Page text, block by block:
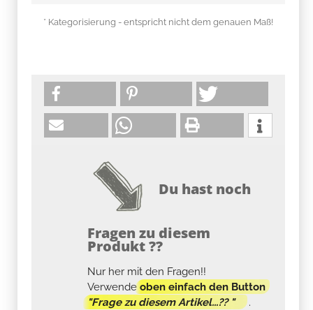
* Kategorisierung - entspricht nicht dem genauen Maß!
Du hast noch
Fragen zu diesem
Produkt ??
Nur her mit den Fragen!!
Verwendeoben einfach den Button
"Frage zu diesem Artikel...?? "
.